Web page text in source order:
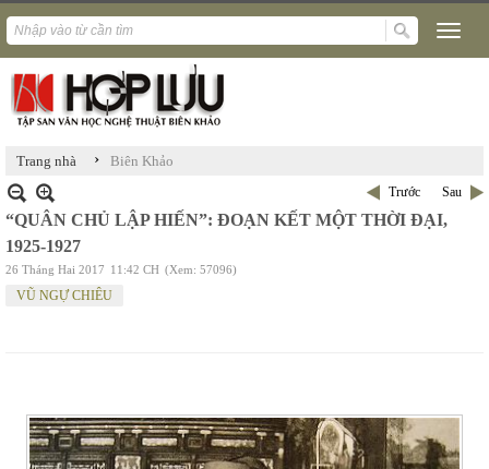
Trang nhà › Biên Khảo
Trước Sau
“QUÂN CHỦ LẬP HIẾN”: ĐOẠN KẾT MỘT THỜI ĐẠI,
1925-1927
26 Tháng Hai 2017 11:42 CH (Xem: 57096)
VŨ NGỰ CHIÊU